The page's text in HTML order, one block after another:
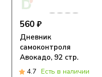
560 ₽
Дневник
самоконтроля
Авокадо, 92 стр.
4.7 Есть в наличии